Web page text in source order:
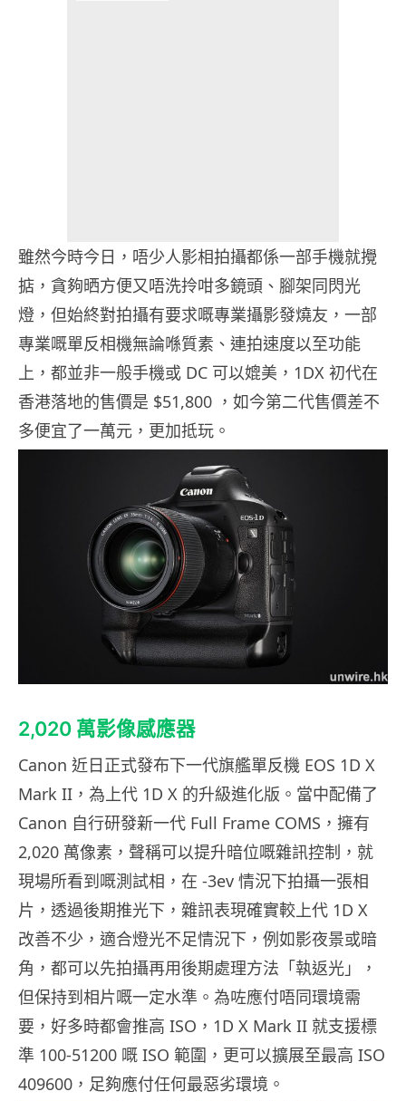
雖然今時今日，唔少人影相拍攝都係一部手機就攪
掂，貪夠晒方便又唔洗拎咁多鏡頭、腳架同閃光
燈，但始終對拍攝有要求嘅專業攝影發燒友，一部
專業嘅單反相機無論喺質素、連拍速度以至功能
上，都並非一般手機或 DC 可以媲美，1DX 初代在
香港落地的售價是 $51,800 ，如今第二代售價差不
多便宜了一萬元，更加抵玩。
2,020 萬影像感應器
Canon 近日正式發布下一代旗艦單反機 EOS 1D X
Mark II，為上代 1D X 的升級進化版。當中配備了
Canon 自行研發新一代 Full Frame COMS，擁有
2,020 萬像素，聲稱可以提升暗位嘅雜訊控制，就
現場所看到嘅測試相，在 -3ev 情況下拍攝一張相
片，透過後期推光下，雜訊表現確實較上代 1D X
改善不少，適合燈光不足情況下，例如影夜景或暗
角，都可以先拍攝再用後期處理方法「執返光」，
但保持到相片嘅一定水準。為咗應付唔同環境需
要，好多時都會推高 ISO，1D X Mark II 就支援標
準 100-51200 嘅 ISO 範圍，更可以擴展至最高 ISO
409600，足夠應付任何最惡劣環境。